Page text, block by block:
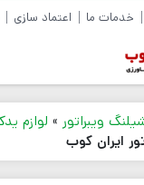
خدمات ما اعتماد سازی
ویبراتور » لوازم
ایران کوب